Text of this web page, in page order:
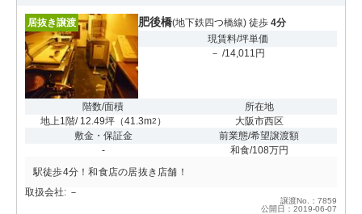
居抜き譲渡 肥後橋(地下鉄四つ橋線) 徒歩 4分
現賃料/坪単価
－ /14,011円
階数/面積
地上1階/ 12.49坪（41.3m2 ）
所在地
大阪市西区
敷金・保証金
-
前業態/希望譲渡額
和食/108万円
駅徒歩4分！和食店の居抜き店舗！
取扱会社: －
譲渡No.：7859
公開日：2019-06-07